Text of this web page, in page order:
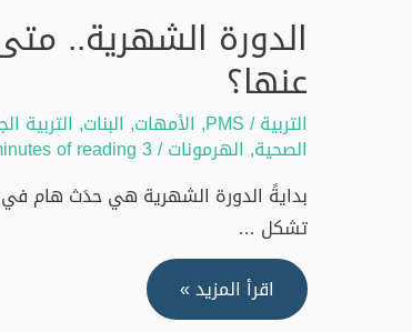
الدورة الشهرية..
عنها؟
التربية/
PMS
, الأمهات, البنات, التربية
الصحية, الهرمونات/
3 minutes of reading
بدايةً الدورة الشهرية هي حدَث هام في
تشكل …
الدورة
الشهرية..
اقرأ المزيد »